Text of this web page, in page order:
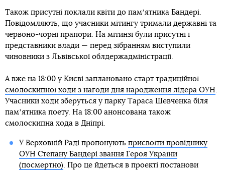
Також присутні поклали квіти до памʼятника Бандері.
Повідомляють, що учасники мітингу тримали державні та
червоно-чорні прапори. На мітинзі були присутні і
представники влади — перед зібранням виступили
чиновники з Львівської облдержадміністрації.
А вже на 18:00 у Києві заплановано старт традиційної
смолоскипної ходи з нагоди дня народження лідера ОУН.
Учасники ходи зберуться у парку Тараса Шевченка біля
памʼятника поету. На 18:00 анонсована також
смолоскипна хода в Дніпрі.
У Верховній Раді пропонують присвоїти провіднику
ОУН Степану Бандері звання Героя України
(посмертно). Про це йдеться в проекті постанови